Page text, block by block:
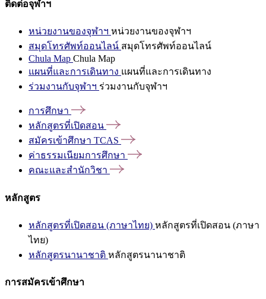
ติดต่อจุฬาฯ
หน่วยงานของจุฬาฯ หน่วยงานของจุฬาฯ
สมุดโทรศัพท์ออนไลน์ สมุดโทรศัพท์ออนไลน์
Chula Map Chula Map
แผนที่และการเดินทาง แผนที่และการเดินทาง
ร่วมงานกับจุฬาฯ ร่วมงานกับจุฬาฯ
การศึกษา
หลักสูตรที่เปิดสอน
สมัครเข้าศึกษา TCAS
ค่าธรรมเนียมการศึกษา
คณะและสำนักวิชา
หลักสูตร
หลักสูตรที่เปิดสอน (ภาษาไทย) หลักสูตรที่เปิดสอน (ภาษา
ไทย)
หลักสูตรนานาชาติ หลักสูตรนานาชาติ
การสมัครเข้าศึกษา